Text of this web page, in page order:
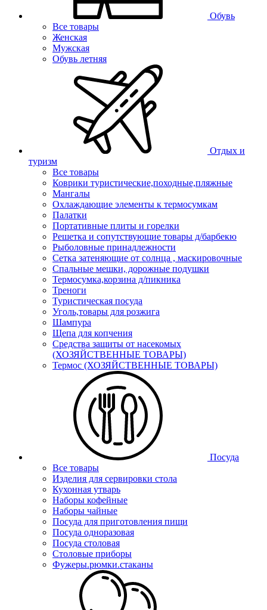
Обувь
Все товары
Женская
Мужская
Обувь летняя
Отдых и
туризм
Все товары
Коврики туристические,походные,пляжные
Мангалы
Охлаждающие элементы к термосумкам
Палатки
Портативные плиты и горелки
Решетка и сопутствующие товары д/барбекю
Рыболовные принадлежности
Сетка затеняющие от солнца , маскировочные
Спальные мешки, дорожные подушки
Термосумка,корзина д/пикника
Треноги
Туристическая посуда
Уголь,товары для розжига
Шампура
Щепа для копчения
Средства защиты от насекомых
(ХОЗЯЙСТВЕННЫЕ ТОВАРЫ)
Термос (ХОЗЯЙСТВЕННЫЕ ТОВАРЫ)
Посуда
Все товары
Изделия для сервировки стола
Кухонная утварь
Наборы кофейные
Наборы чайные
Посуда для приготовления пищи
Посуда одноразовая
Посуда столовая
Столовые приборы
Фужеры.рюмки.стаканы